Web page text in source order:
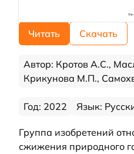
Читать Скачать
Автор: Кротов А.С.,
Крикунова М.П.,
Год: 2022 Язык:
Группа изобретений
сжижения природного